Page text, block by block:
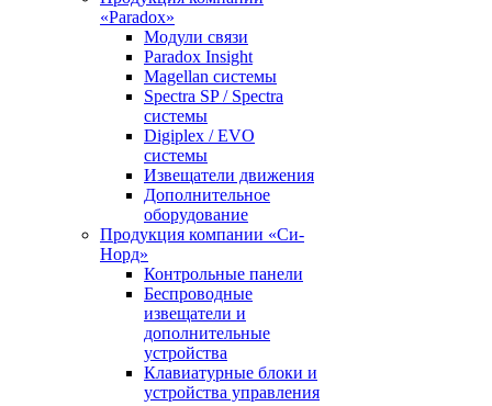
«Paradox»
Модули связи
Paradox Insight
Magellan системы
Spectra SP / Spectra
системы
Digiplex / EVO
системы
Извещатели движения
Дополнительное
оборудование
Продукция компании «Си-
Норд»
Контрольные панели
Беспроводные
извещатели и
дополнительные
устройства
Клавиатурные блоки и
устройства управления